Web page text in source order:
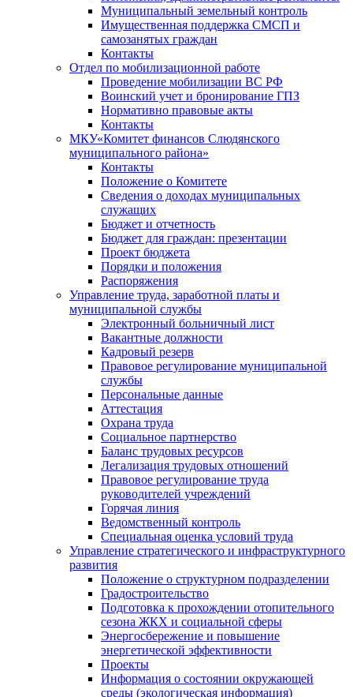
Муниципальный земельный контроль
Имущественная поддержка СМСП и
самозанятых граждан
Контакты
Отдел по мобилизационной работе
Проведение мобилизации ВС РФ
Воинский учет и бронирование ГПЗ
Нормативно правовые акты
Контакты
МКУ«Комитет финансов Слюдянского
муниципального района»
Контакты
Положение о Комитете
Сведения о доходах муниципальных
служащих
Бюджет и отчетность
Бюджет для граждан: презентации
Проект бюджета
Порядки и положения
Распоряжения
Управление труда, заработной платы и
муниципальной службы
Электронный больничный лист
Вакантные должности
Кадровый резерв
Правовое регулирование муниципальной
службы
Персональные данные
Аттестация
Охрана труда
Социальное партнерство
Баланс трудовых ресурсов
Легализация трудовых отношений
Правовое регулирование труда
руководителей учреждений
Горячая линия
Ведомственный контроль
Специальная оценка условий труда
Управление стратегического и инфраструктурного
развития
Положение о структурном подразделении
Градостроительство
Подготовка к прохождении отопительного
сезона ЖКХ и социальной сферы
Энергосбережение и повышение
энергетической эффективности
Проекты
Информация о состоянии окружающей
среды (экологическая информация)